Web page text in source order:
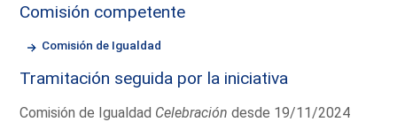
Comisión competente
Comisión de Igualdad
Tramitación seguida por la iniciativa
Comisión de Igualdad Celebración desde 19/11/2024